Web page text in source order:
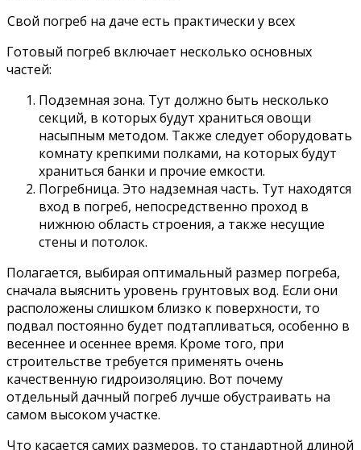
Свой погреб на даче есть практически у всех
Готовый погреб включает несколько основных
частей:
Подземная зона. Тут должно быть несколько
секций, в которых будут храниться овощи
насыпным методом. Также следует оборудовать
комнату крепкими полками, на которых будут
храниться банки и прочие емкости.
Погребница. Это надземная часть. Тут находятся
вход в погреб, непосредственно проход в
нижнюю область строения, а также несущие
стены и потолок.
Полагается, выбирая оптимальный размер погреба,
сначала выяснить уровень грунтовых вод. Если они
расположены слишком близко к поверхности, то
подвал постоянно будет подтапливаться, особенно в
весеннее и осеннее время. Кроме того, при
строительстве требуется применять очень
качественную гидроизоляцию. Вот почему
отдельный дачный погреб лучше обустраивать на
самом высоком участке.
Что касается самих размеров, то стандартной длиной